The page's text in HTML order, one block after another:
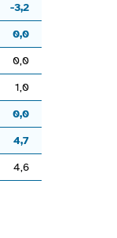
-3,2
0,0
0,0
1,0
0,0
4,7
4,6